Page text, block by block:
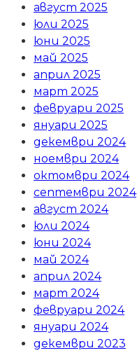
август 2025
юли 2025
юни 2025
май 2025
април 2025
март 2025
февруари 2025
януари 2025
декември 2024
ноември 2024
октомври 2024
септември 2024
август 2024
юли 2024
юни 2024
май 2024
април 2024
март 2024
февруари 2024
януари 2024
декември 2023